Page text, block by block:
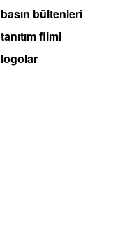
basın bültenleri
tanıtım filmi
logolar